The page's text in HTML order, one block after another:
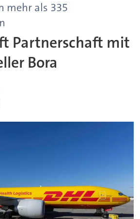
mehr als 335
Partnerschaft mit
Bora